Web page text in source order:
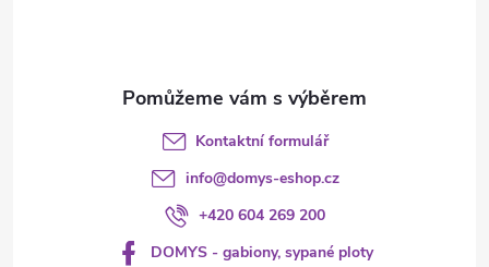
Kontaktní formulář
info@domys-eshop.cz
+420 604 269 200
DOMYS - gabiony, sypané ploty